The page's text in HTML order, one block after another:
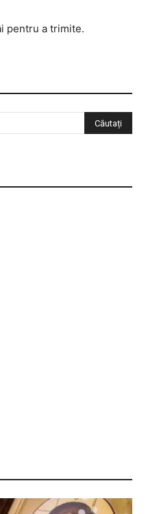
pentru a trimite.